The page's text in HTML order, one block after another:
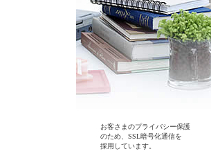
お客さまのプライバシー保護
のため、SSL暗号化通信を
採用しています。